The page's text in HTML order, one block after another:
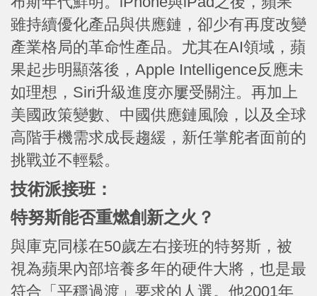
雖持續優化產品與供應鏈，卻少有再度改變
產業格局的革命性產品。尤其在AI領域，蘋
果起步明顯落後，Apple Intelligence反應未
如理想，Siri升級進度亦屢受關注。再加上
美國政策變數、中國供應鏈風險，以及全球
高階手機需求成長趨緩，新任掌舵者面前的
挑戰並不輕鬆。
技術派接班：
特努斯能否重燃創新之火？
與庫克同樣在50歲左右接班的特努斯，被
視為蘋果內部培養多年的硬件大將，也是最
符合「平穩過渡」要求的人選。他2001年